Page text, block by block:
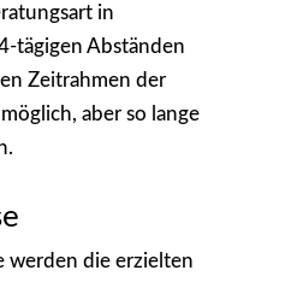
in
tägigen Abständen
Zeitrahmen der
aber so lange
werden die erzielten